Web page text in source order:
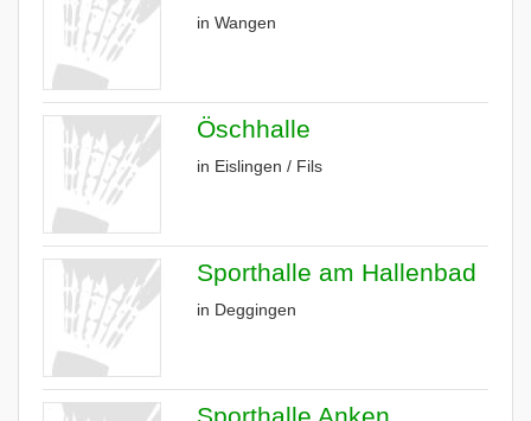
in Wangen
Öschhalle
in Eislingen / Fils
Sporthalle am Hallenbad
in Deggingen